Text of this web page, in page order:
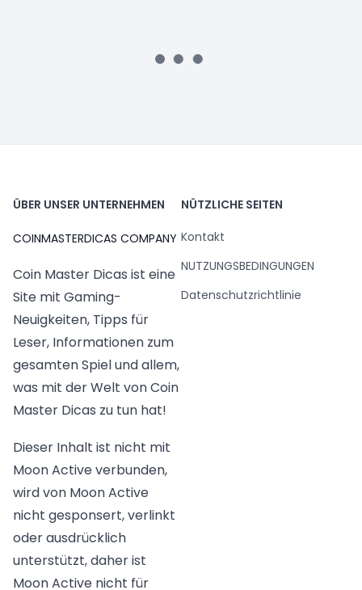
ÜBER UNSER UNTERNEHMEN
COINMASTERDICAS COMPANY
Coin Master Dicas ist eine
Site mit Gaming-
Neuigkeiten, Tipps für
Leser, Informationen zum
gesamten Spiel und allem,
was mit der Welt von Coin
Master Dicas zu tun hat!
Dieser Inhalt ist nicht mit
Moon Active verbunden,
wird von Moon Active
nicht gesponsert, verlinkt
oder ausdrücklich
unterstützt, daher ist
Moon Active nicht für
NÜTZLICHE SEITEN
Kontakt
NUTZUNGSBEDINGUNGEN
Datenschutzrichtlinie